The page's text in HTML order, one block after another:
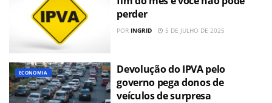
perder
POR INGRID 5 DE JULHO DE 2025
ECONOMIA
Devolução do IPVA pelo
governo pega donos de
veículos de surpresa